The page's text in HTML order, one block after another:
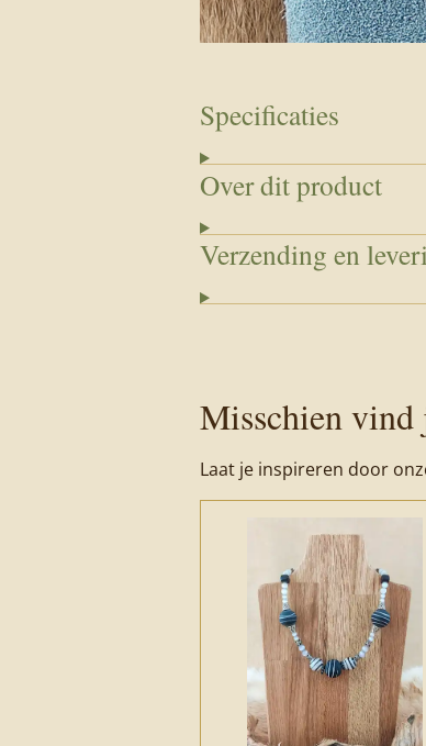
Specificaties
Over dit product
Verzending en
Misschien
Laat je inspireren door